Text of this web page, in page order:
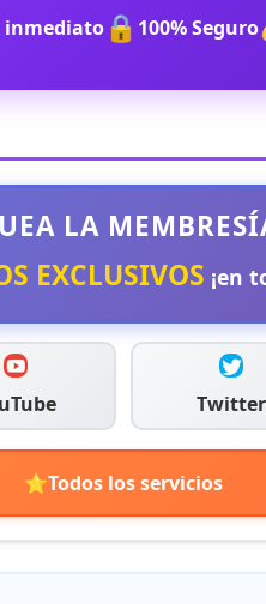
🔒 100% Seguro
LA
EXCLUSIVOS ¡en
Twitter
⭐Todos los servicios